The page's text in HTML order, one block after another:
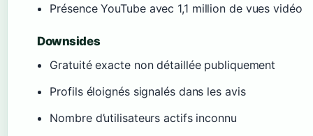
Présence YouTube avec 1,1 million de vues vidéo
Downsides
Gratuité exacte non détaillée publiquement
Profils éloignés signalés dans les avis
Nombre d’utilisateurs actifs inconnu